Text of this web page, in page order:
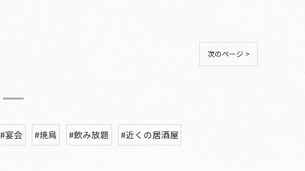
次のページ >
#宴会 #焼鳥 #飲み放題 #近くの居酒屋